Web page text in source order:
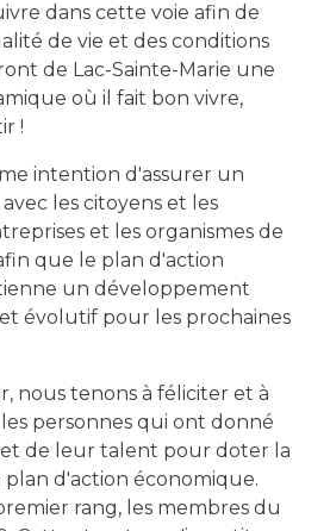
dans cette voie afin de
de vie et des conditions
de Lac-Sainte-Marie une
où il fait bon vivre,
!
intention d'assurer un
les citoyens et les
et les organismes de
que le plan d'action
un développement
évolutif pour les prochaines
nous tenons à féliciter et à
personnes qui ont donné
de leur talent pour doter la
d'action économique.
rang, les membres du